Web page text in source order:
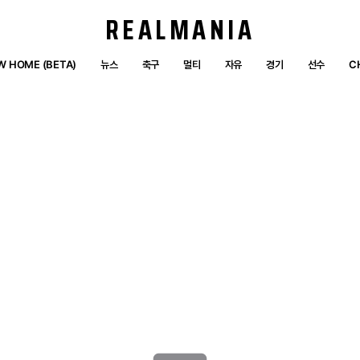
REALMANIA
HOME (BETA) 뉴스 축구 멀티 자유 경기 선수